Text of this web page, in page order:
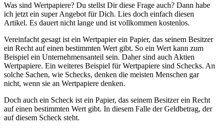
Was sind Wertpapiere? Du stellst Dir diese Frage auch? Dann habe
ich jetzt ein super Angebot für Dich. Lies doch einfach diesen
Artikel. Es dauert nicht lange und ist vollkommen kostenlos.
Vereinfacht gesagt ist ein Wertpapier ein Papier, das seinem Besitzer
ein Recht auf einen bestimmten Wert gibt. So ein Wert kann zum
Beispiel ein Unternehmensanteil sein. Daher sind auch Aktien
Wertpapiere. Ein weiteres Beispiel für Wertpapiere sind Schecks. An
solche Sachen, wie Schecks, denken die meisten Menschen gar
nicht, wenn sie an Wertpapiere denken.
Doch auch ein Scheck ist ein Papier, das seinem Besitzer ein Recht
auf einen bestimmten Wert gibt. In diesem Falle der Geldbetrag, der
auf diesem Scheck steht.